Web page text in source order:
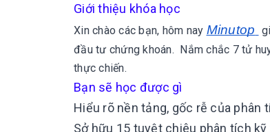
Giới thiệu khóa học
Xin chào các bạn, hôm nay Minutop
đầu tư chứng khoán. Nắm chắc 7 tử
thực chiến.
Bạn sẽ học được gì
Hiểu rõ nền tảng, gốc rễ của phân
Sở hữu 15 tuyệt chiêu phân tích